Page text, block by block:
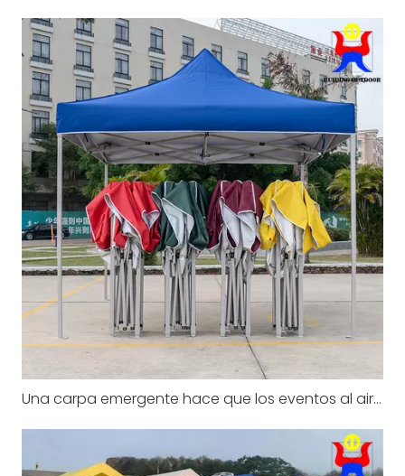
Una carpa emergente hace que los eventos al aire libre sean más fáciles y rápidos